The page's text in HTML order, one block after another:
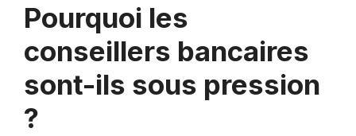
Pourquoi les
conseillers bancaires
sont-ils sous pression
?